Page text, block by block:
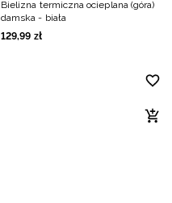
Bielizna termiczna ocieplana (góra)
damska - biała
129,99 zł